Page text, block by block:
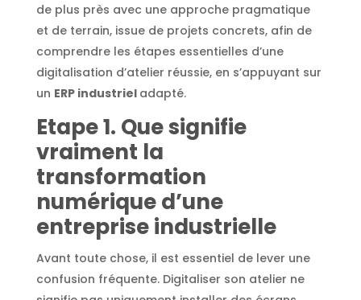
de plus près avec une approche pragmatique
et de terrain, issue de projets concrets, afin de
comprendre les étapes essentielles d’une
digitalisation d’atelier réussie, en s’appuyant sur
un ERP industriel adapté.
Etape1. Que signifie
vraiment la
transformation
numérique d’une
entreprise industrielle
Avant toute chose, il est essentiel de lever une
confusion fréquente. Digitaliser son atelier ne